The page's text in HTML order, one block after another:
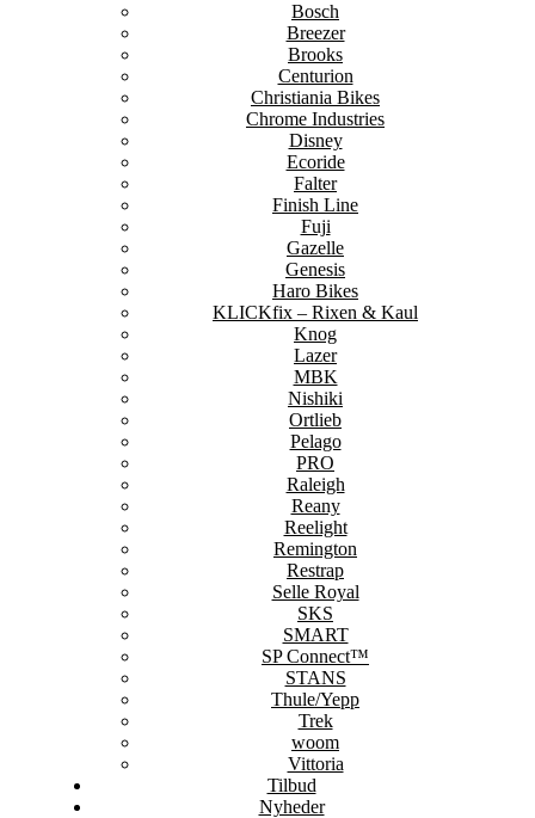
Bosch
Breezer
Brooks
Centurion
Christiania Bikes
Chrome Industries
Disney
Ecoride
Falter
Finish Line
Fuji
Gazelle
Genesis
Haro Bikes
KLICKfix – Rixen & Kaul
Knog
Lazer
MBK
Nishiki
Ortlieb
Pelago
PRO
Raleigh
Reany
Reelight
Remington
Restrap
Selle Royal
SKS
SMART
SP Connect™
STANS
Thule/Yepp
Trek
woom
Vittoria
Tilbud
Nyheder